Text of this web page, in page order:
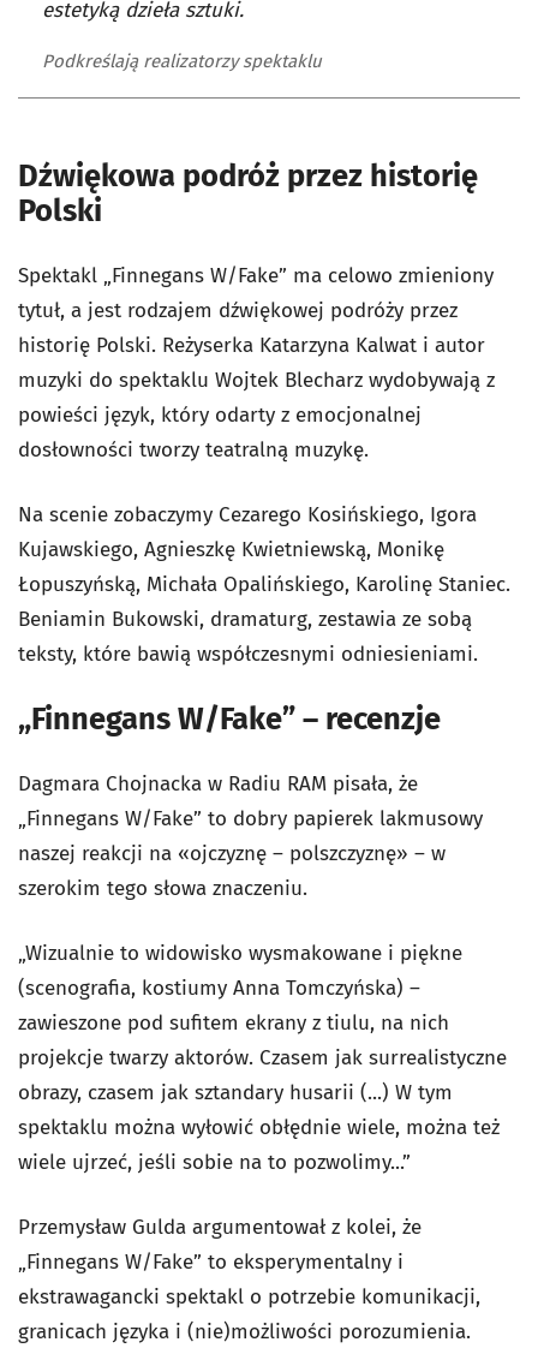
estetyką dzieła sztuki.
Podkreślają realizatorzy spektaklu
Dźwiękowa podróż przez historię
Polski
Spektakl „Finnegans W/Fake” ma celowo zmieniony
tytuł, a jest rodzajem dźwiękowej podróży przez
historię Polski. Reżyserka Katarzyna Kalwat i autor
muzyki do spektaklu Wojtek Blecharz wydobywają z
powieści język, który odarty z emocjonalnej
dosłowności tworzy teatralną muzykę.
Na scenie zobaczymy Cezarego Kosińskiego, Igora
Kujawskiego, Agnieszkę Kwietniewską, Monikę
Łopuszyńską, Michała Opalińskiego, Karolinę Staniec.
Beniamin Bukowski, dramaturg, zestawia ze sobą
teksty, które bawią współczesnymi odniesieniami.
„Finnegans W/Fake” – recenzje
Dagmara Chojnacka w Radiu RAM pisała, że
„Finnegans W/Fake” to dobry papierek lakmusowy
naszej reakcji na «ojczyznę – polszczyznę» – w
szerokim tego słowa znaczeniu.
„Wizualnie to widowisko wysmakowane i piękne
(scenografia, kostiumy Anna Tomczyńska) –
zawieszone pod sufitem ekrany z tiulu, na nich
projekcje twarzy aktorów. Czasem jak surrealistyczne
obrazy, czasem jak sztandary husarii (...) W tym
spektaklu można wyłowić obłędnie wiele, można też
wiele ujrzeć, jeśli sobie na to pozwolimy...”
Przemysław Gulda argumentował z kolei, że
„Finnegans W/Fake” to eksperymentalny i
ekstrawagancki spektakl o potrzebie komunikacji,
granicach języka i (nie)możliwości porozumienia.